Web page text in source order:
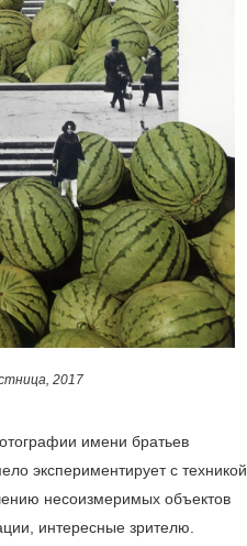
2017
имени братьев
экспериментирует с техникой
несоизмеримых объектов
интересные зрителю.